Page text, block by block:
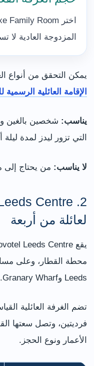
المزدوجة العادية
يمكن التحقق من أنواع
الإقامة العائلية الرسمية
يناسب: شخصين بالغين
التي تزور ليدز لمدة ليلة
لا يناسب: من يحتاج
لعائلة من أربعة
Leeds وGranary Wharf.
فرديتين، وتصل سعتها
الأعمار ونوع الحجز.